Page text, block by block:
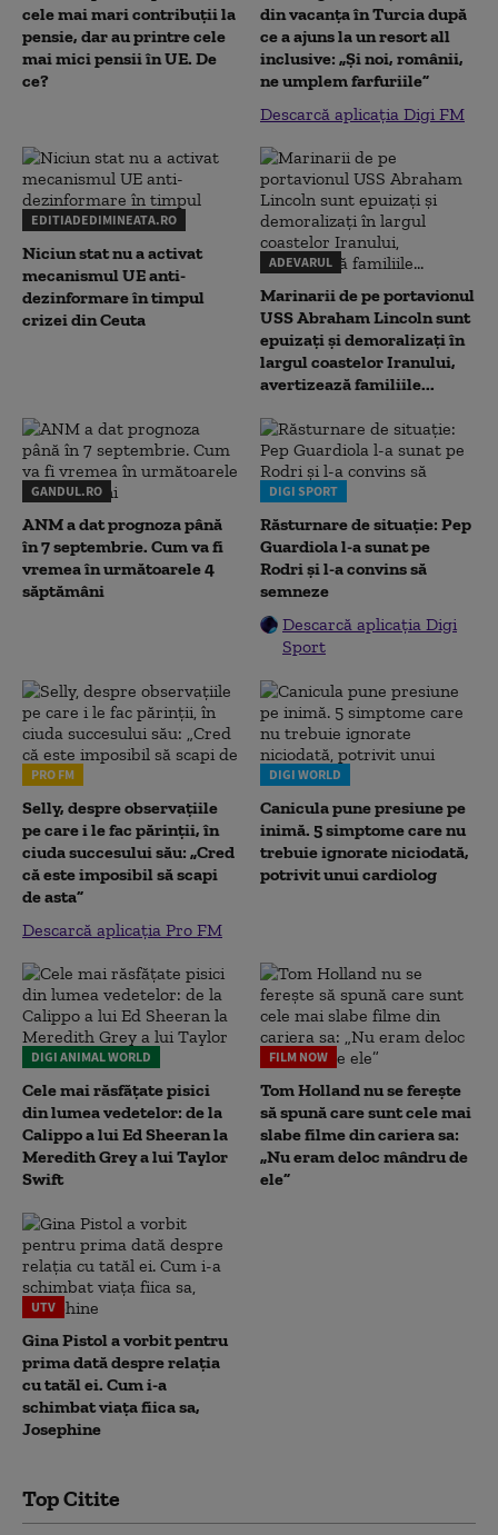
cele mai mari contribuții la
pensie, dar au printre cele
mai mici pensii în UE. De
ce?
din vacanța în Turcia după
ce a ajuns la un resort all
inclusive: „Și noi, românii,
ne umplem farfuriile”
Descarcă aplicația Digi FM
EDITIADEDIMINEATA.RO
Niciun stat nu a activat
mecanismul UE anti-
dezinformare în timpul
crizei din Ceuta
ADEVARUL
Marinarii de pe portavionul
USS Abraham Lincoln sunt
epuizați și demoralizați în
largul coastelor Iranului,
avertizează familiile...
GANDUL.RO
ANM a dat prognoza până
în 7 septembrie. Cum va fi
vremea în următoarele 4
săptămâni
DIGI SPORT
Răsturnare de situație: Pep
Guardiola l-a sunat pe
Rodri și l-a convins să
semneze
Descarcă aplicația Digi
Sport
PRO FM
Selly, despre observațiile
pe care i le fac părinții, în
ciuda succesului său: „Cred
că este imposibil să scapi
de asta”
Descarcă aplicația Pro FM
DIGI WORLD
Canicula pune presiune pe
inimă. 5 simptome care nu
trebuie ignorate niciodată,
potrivit unui cardiolog
DIGI ANIMAL WORLD
Cele mai răsfățate pisici
din lumea vedetelor: de la
Calippo a lui Ed Sheeran la
Meredith Grey a lui Taylor
Swift
FILM NOW
Tom Holland nu se ferește
să spună care sunt cele mai
slabe filme din cariera sa:
„Nu eram deloc mândru de
ele”
UTV
Gina Pistol a vorbit pentru
prima dată despre relația
cu tatăl ei. Cum i-a
schimbat viața fiica sa,
Josephine
Top Citite